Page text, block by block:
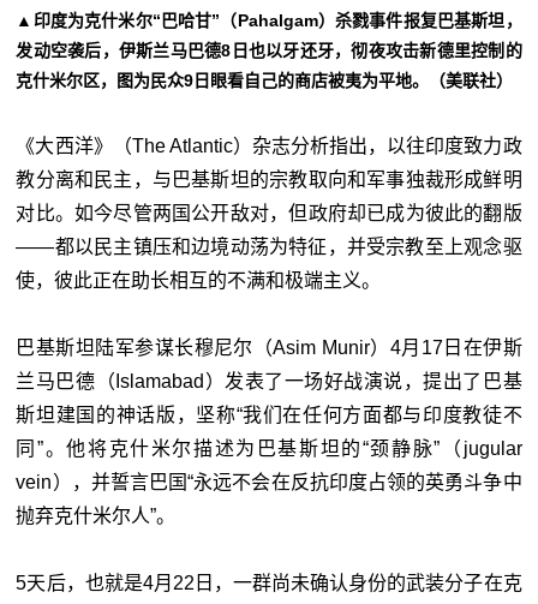
▲印度为克什米尔“巴哈甘”（Pahalgam）杀戮事件报复巴基斯坦，
发动空袭后，伊斯兰马巴德8日也以牙还牙，彻夜攻击新德里控制的
克什米尔区，图为民众9日眼看自己的商店被夷为平地。（美联社）
《大西洋》（The Atlantic）杂志分析指出，以往印度致力政
教分离和民主，与巴基斯坦的宗教取向和军事独裁形成鲜明
对比。如今尽管两国公开敌对，但政府却已成为彼此的翻版
——都以民主镇压和边境动荡为特征，并受宗教至上观念驱
使，彼此正在助长相互的不满和极端主义。
巴基斯坦陆军参谋长穆尼尔（Asim Munir）4月17日在伊斯
兰马巴德（Islamabad）发表了一场好战演说，提出了巴基
斯坦建国的神话版，坚称“我们在任何方面都与印度教徒不
同”。他将克什米尔描述为巴基斯坦的“颈静脉”（jugular
vein），并誓言巴国“永远不会在反抗印度占领的英勇斗争中
抛弃克什米尔人”。
5天后，也就是4月22日，一群尚未确认身份的武装分子在克